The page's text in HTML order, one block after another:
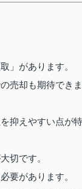
」があります。
売却も期待できま
抑えやすい点が特
切です。
要があります。